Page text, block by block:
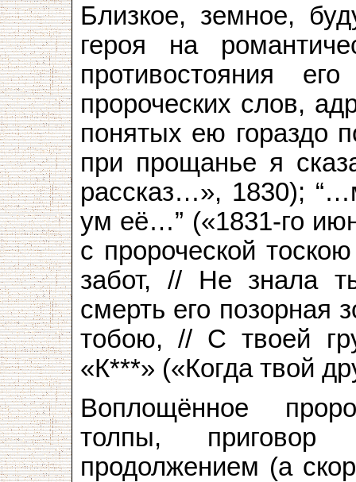
Близкое, земное,
героя на
противостояния
пророческих слов,
понятых ею гораздо
при прощанье я
рассказ…», 1830);
ум её…” («1831-го
с пророческой
забот, // Не знала
смерть его позорная
тобою, // С твоей
«К***» («Когда твой
Воплощённое
толпы,
продолжением (а